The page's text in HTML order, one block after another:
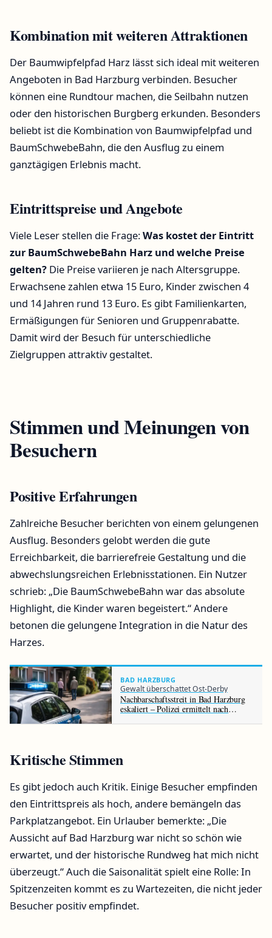
Kombination mit weiteren Attraktionen
Der Baumwipfelpfad Harz lässt sich ideal mit weiteren
Angeboten in Bad Harzburg verbinden. Besucher
können eine Rundtour machen, die Seilbahn nutzen
oder den historischen Burgberg erkunden. Besonders
beliebt ist die Kombination von Baumwipfelpfad und
BaumSchwebeBahn, die den Ausflug zu einem
ganztägigen Erlebnis macht.
Eintrittspreise und Angebote
Viele Leser stellen die Frage:Was kostet der Eintritt
zur BaumSchwebeBahn Harz und welche Preise
gelten? Die Preise variieren je nach Altersgruppe.
Erwachsene zahlen etwa 15 Euro, Kinder zwischen 4
und 14 Jahren rund 13 Euro. Es gibt Familienkarten,
Ermäßigungen für Senioren und Gruppenrabatte.
Damit wird der Besuch für unterschiedliche
Zielgruppen attraktiv gestaltet.
Stimmen und Meinungen von
Besuchern
Positive Erfahrungen
Zahlreiche Besucher berichten von einem gelungenen
Ausflug. Besonders gelobt werden die gute
Erreichbarkeit, die barrierefreie Gestaltung und die
abwechslungsreichen Erlebnisstationen. Ein Nutzer
schrieb: „Die BaumSchwebeBahn war das absolute
Highlight, die Kinder waren begeistert.“ Andere
betonen die gelungene Integration in die Natur des
Harzes.
BAD HARZBURG
Gewalt überschattet Ost-Derby
Nachbarschaftsstreit in Bad Harzburg
eskaliert – Polizei ermittelt nach
Kritische Stimmen
Es gibt jedoch auch Kritik. Einige Besucher empfinden
den Eintrittspreis als hoch, andere bemängeln das
Parkplatzangebot. Ein Urlauber bemerkte: „Die
Aussicht auf Bad Harzburg war nicht so schön wie
erwartet, und der historische Rundweg hat mich nicht
überzeugt.“ Auch die Saisonalität spielt eine Rolle: In
Spitzenzeiten kommt es zu Wartezeiten, die nicht jeder
Besucher positiv empfindet.